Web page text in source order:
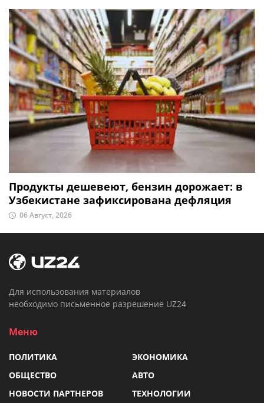
Продукты дешевеют, бензин дорожает: в
Узбекистане зафиксирована дефляция
06 Август, 2026
Для использования материалов
необходимо письменное разрешение UZ24
Меню
ПОЛИТИКА
ЭКОНОМИКА
ОБЩЕСТВО
АВТО
НОВОСТИ ПАРТНЕРОВ
ТЕХНОЛОГИИ